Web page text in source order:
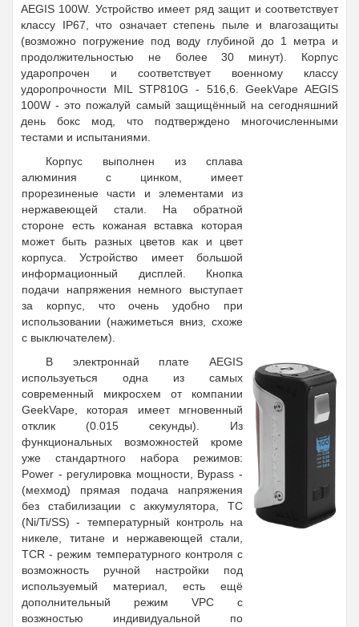
AEGIS 100W. Устройство имеет ряд защит и соответствует
клаcсу IP67, что означает степень пыле и влагозащиты
(возможно погружение под воду глубиной до 1 метра и
продолжительностью не более 30 минут). Корпус
ударопрочен и соответствует военному клаcсу
удоропрочности MIL STP810G - 516,6. GeekVape AEGIS
100W - это пожалуй самый защищённый на сегодняшний
день бокс мод, что подтверждено многочисленными
тестами и испытаниями.
Корпус выполнен из сплава
алюминия с цинком, имеет
прорезиненые части и элементами из
нержавеющей стали. На обратной
стороне есть кожаная вставка которая
может быть разных цветов как и цвет
корпуса. Устройство имеет большой
информационный дисплей. Кнопка
подачи напряжения немного выступает
за корпус, что очень удобно при
использовании (нажиметься вниз, схоже
с выключателем).
В электроннай плате AEGIS
используеться одна из самых
современный микросхем от компании
GeekVape, которая имеет мгновенный
отклик (0.015 секунды). Из
функциональных возможностей кроме
уже стандартного набора режимов:
Power - регулировка мощности, Bypass -
(мехмод) прямая подача напряжения
без стабилизации с аккумулятора, TC
(Ni/Ti/SS) - температурный контроль на
никеле, титане и нержавеющей стали,
TCR - режим температурного контроля с
возможность ручной настройки под
используемый материал, есть ещё
дополнительный режим VPC с
возжностью индивидуальной по